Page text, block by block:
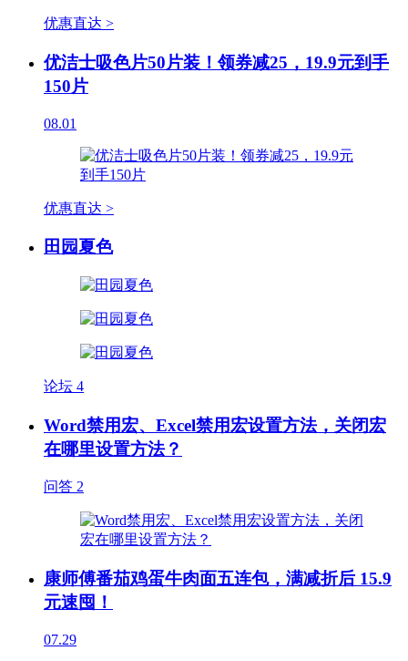
优惠直达 >
优洁士吸色片50片装！领券减25，19.9元到手
150片
08.01
优惠直达 >
田园夏色
论坛 4
Word禁用宏、Excel禁用宏设置方法，关闭宏
在哪里设置方法？
问答 2
康师傅番茄鸡蛋牛肉面五连包，满减折后 15.9
元速囤！
07.29